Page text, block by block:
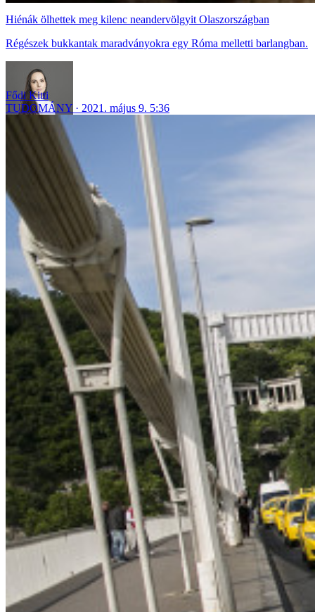
Hiénák ölhettek meg kilenc neandervölgyit Olaszországban
Régészek bukkantak maradványokra egy Róma melletti barlangban.
Fődi Kitti
TUDOMÁNY
2021. május 9. 5:36